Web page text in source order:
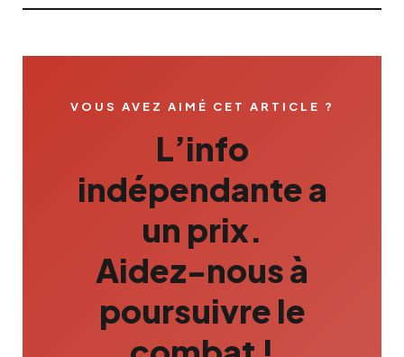
VOUS AVEZ AIMÉ CET ARTICLE ?
L’info
indépendante a
un prix.
Aidez-nous à
poursuivre le